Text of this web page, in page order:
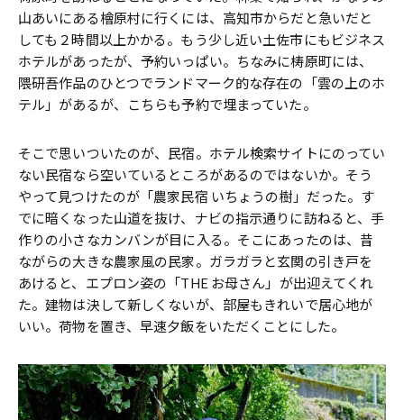
山あいにある檜原村に行くには、高知市からだと急いだと
しても２時間以上かかる。もう少し近い土佐市にもビジネス
ホテルがあったが、予約いっぱい。ちなみに梼原町には、
隈研吾作品のひとつでランドマーク的な存在の「雲の上のホ
テル」があるが、こちらも予約で埋まっていた。
そこで思いついたのが、民宿。ホテル検索サイトにのってい
ない民宿なら空いているところがあるのではないか。そう
やって見つけたのが「農家民宿 いちょうの樹」だった。す
でに暗くなった山道を抜け、ナビの指示通りに訪ねると、手
作りの小さなカンバンが目に入る。そこにあったのは、昔
ながらの大きな農家風の民家。ガラガラと玄関の引き戸を
あけると、エプロン姿の「THE お母さん」が出迎えてくれ
た。建物は決して新しくないが、部屋もきれいで居心地が
いい。荷物を置き、早速夕飯をいただくことにした。